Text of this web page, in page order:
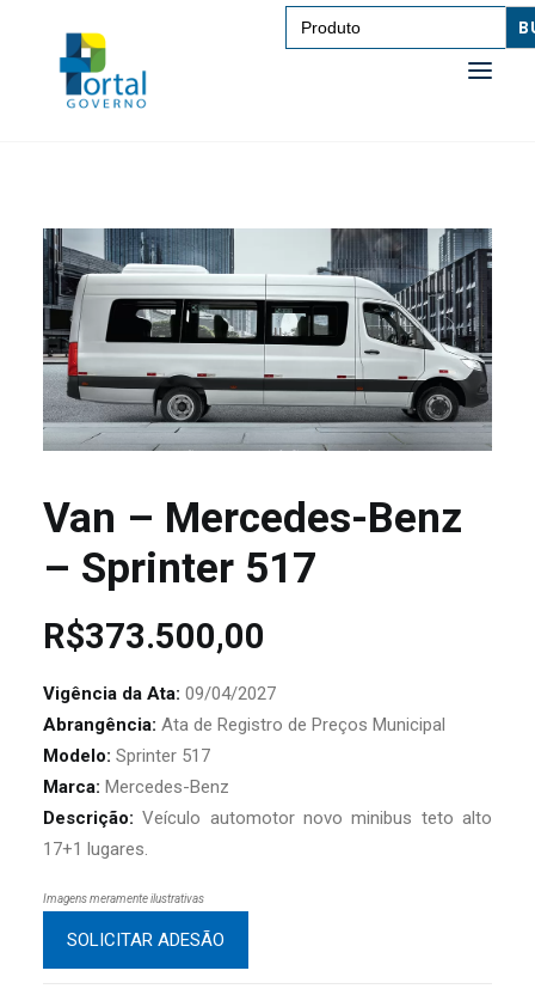
Search
for:
TRANSPORTE DE PESSOAS
TRANSPORTE DE CARGAS
EDUCAÇÃO
TECNOLOGIA
OUTROS
Van – Mercedes-Benz
– Sprinter 517
R$373.500,00
Vigência da Ata: 09/04/2027
Abrangência: Ata de Registro de Preços Municipal
Modelo: Sprinter 517
Marca: Mercedes-Benz
Descrição: Veículo automotor novo minibus teto alto
17+1 lugares.
Imagens meramente ilustrativas
SOLICITAR ADESÃO